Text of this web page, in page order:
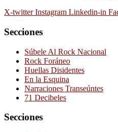
X-twitter Instagram Linkedin-in
Secciones
Súbele Al Rock Nacional
Rock Foráneo
Huellas Disidentes
En la Esquina
Narraciones Transeúntes
71 Decibeles
Secciones